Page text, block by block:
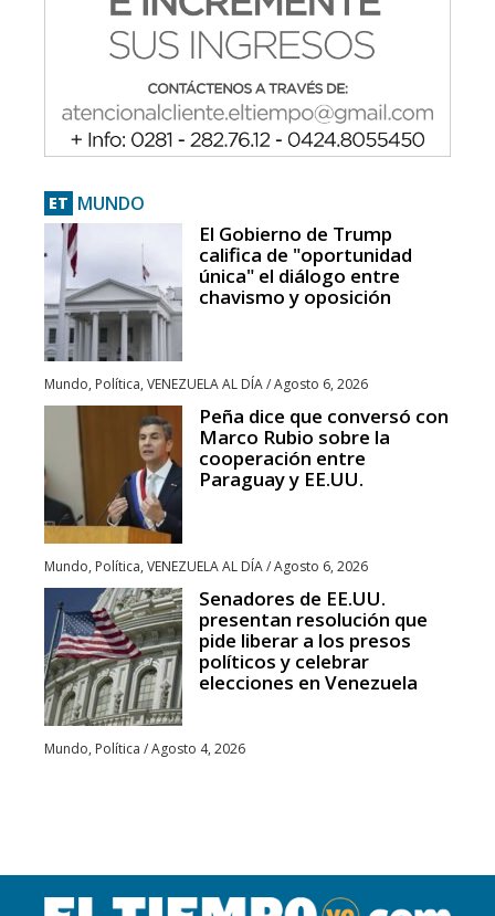
ET MUNDO
El Gobierno de Trump
califica de "oportunidad
única" el diálogo entre
chavismo y oposición
Mundo, Política, VENEZUELA AL DÍA/Agosto 6, 2026
Peña dice que conversó con
Marco Rubio sobre la
cooperación entre
Paraguay y EE.UU.
Mundo, Política, VENEZUELA AL DÍA/Agosto 6, 2026
Senadores de EE.UU.
presentan resolución que
pide liberar a los presos
políticos y celebrar
elecciones en Venezuela
Mundo, Política /Agosto 4, 2026